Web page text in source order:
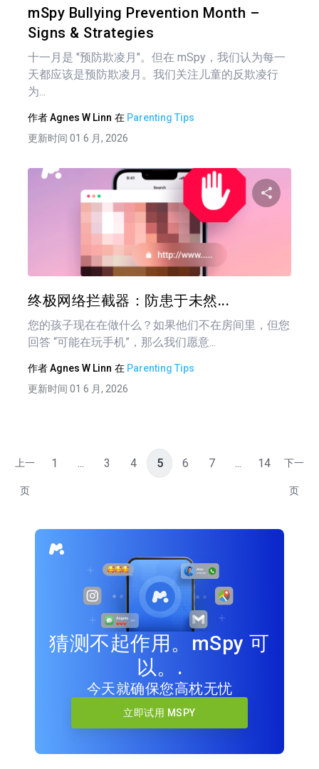
mSpy Bullying Prevention Month –
Signs & Strategies
十一月是 "预防欺凌月"。但在 mSpy，我们认为每一
天都应该是预防欺凌月。我们关注儿童的反欺凌行
为...
作者Agnes W Linn 在 Parenting Tips
更新时间 01 6 月, 2026
终极网络拦截器：防患于未然...
您的孩子现在在做什么？如果他们不在房间里，但您
回答 “可能在玩手机”，那么我们愿意...
作者Agnes W Linn 在 Parenting Tips
更新时间 01 6 月, 2026
上一
页
1 ... 3 4 5 6 7 ... 14 下一
页
猜测不起作用。mSpy 可
以。.
今天就确保您高枕无忧
立即试用 MSPY